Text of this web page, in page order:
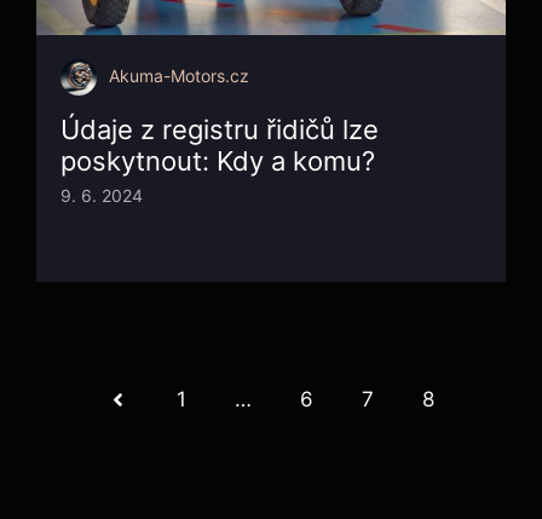
Akuma-Motors.cz
Údaje z registru řidičů lze
poskytnout: Kdy a komu?
9. 6. 2024
1 … 6 7 8